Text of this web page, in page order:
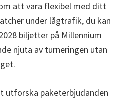
att vara flexibel med ditt
under lågtrafik, du kan
biljetter på Millennium
njuta av turneringen utan
utforska paketerbjudanden